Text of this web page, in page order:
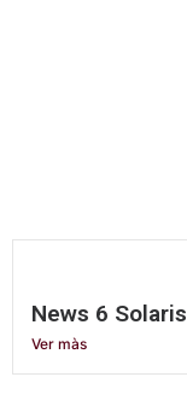
News 6 Solaris
Ver màs